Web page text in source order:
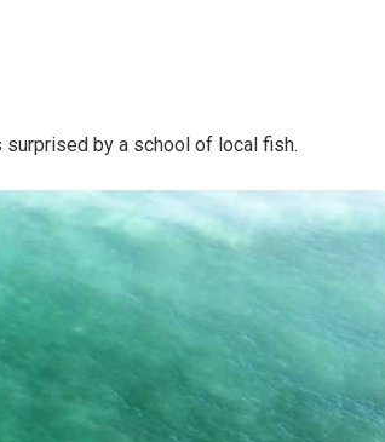
surprised by a school of local fish.